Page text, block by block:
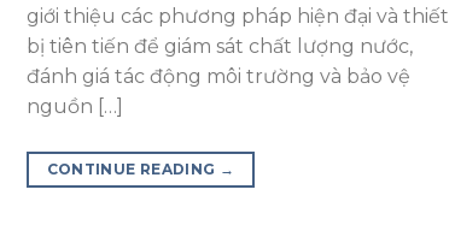
giới thiệu các phương pháp hiện đại và thiết
bị tiên tiến để giám sát chất lượng nước,
đánh giá tác động môi trường và bảo vệ
nguồn […]
CONTINUE READING →